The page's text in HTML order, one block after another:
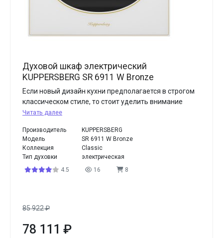
Духовой шкаф электрический
KUPPERSBERG SR 6911 W Bronze
Если новый дизайн кухни предполагается в строгом
классическом стиле, то стоит уделить внимание
Читать далее
Производитель
KUPPERSBERG
Модель
SR 6911 W Bronze
Коллекция
Classic
Тип духовки
электрическая
4.5
16 8
85 922₽
78 111 ₽